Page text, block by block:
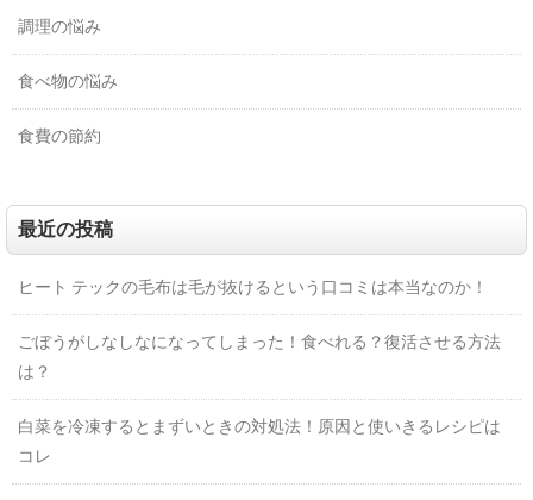
調理の悩み
食べ物の悩み
食費の節約
最近の投稿
ヒート テックの毛布は毛が抜けるという口コミは本当なのか！
ごぼうがしなしなになってしまった！食べれる？復活させる方法
は？
白菜を冷凍するとまずいときの対処法！原因と使いきるレシピは
コレ